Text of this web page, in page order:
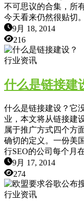
不可思议的合集，所
今天看来仍然很贴切
9月 18, 2014
216
行业资讯
什么是链接建
什么是链接建设？它
业，本文将从链接建
属于推广方式四个方
确切的定义。一份美
行SEO的公司每个月
9月 17, 2014
274
行业资讯